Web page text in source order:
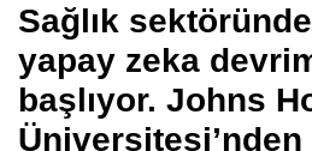
Sağlık
yapay zeka
başlıyor. Johns